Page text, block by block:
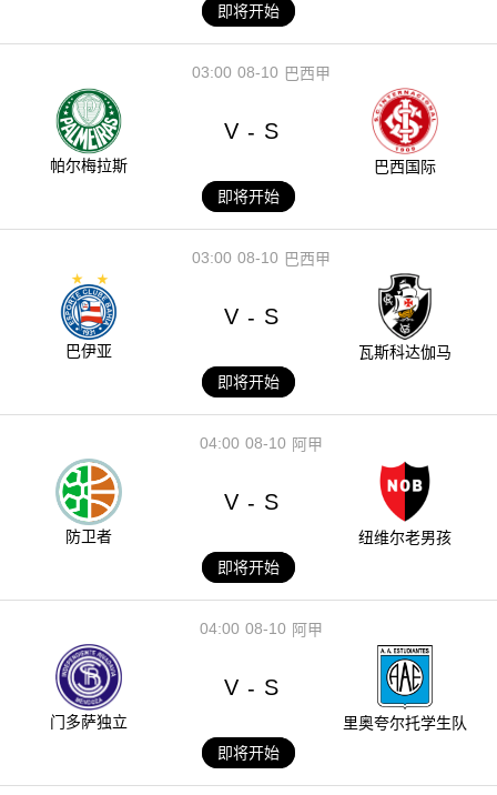
即将开始
08-10
03:00 巴西甲
帕尔梅拉斯
V - S
巴西国际
即将开始
08-10
03:00 巴西甲
巴伊亚
V - S
瓦斯科达伽马
即将开始
08-10
04:00 阿甲
防卫者
V - S
纽维尔老男孩
即将开始
08-10
04:00 阿甲
门多萨独立
V - S
里奥夸尔托学生队
即将开始